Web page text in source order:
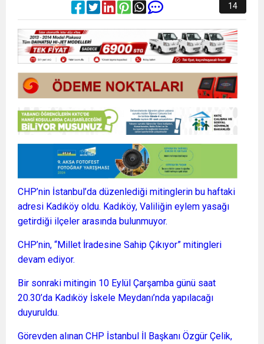
14
CHP’nin İstanbul’da düzenlediği mitinglerin bu haftaki
adresi Kadıköy oldu. Kadıköy, Valiliğin eylem yasağı
getirdiği ilçeler arasında bulunmuyor.
CHP’nin, “Millet İradesine Sahip Çıkıyor” mitingleri
devam ediyor.
Bir sonraki mitingin 10 Eylül Çarşamba günü saat
20.30’da Kadıköy İskele Meydanı’nda yapılacağı
duyuruldu.
Görevden alınan CHP İstanbul İl Başkanı Özgür Çelik,